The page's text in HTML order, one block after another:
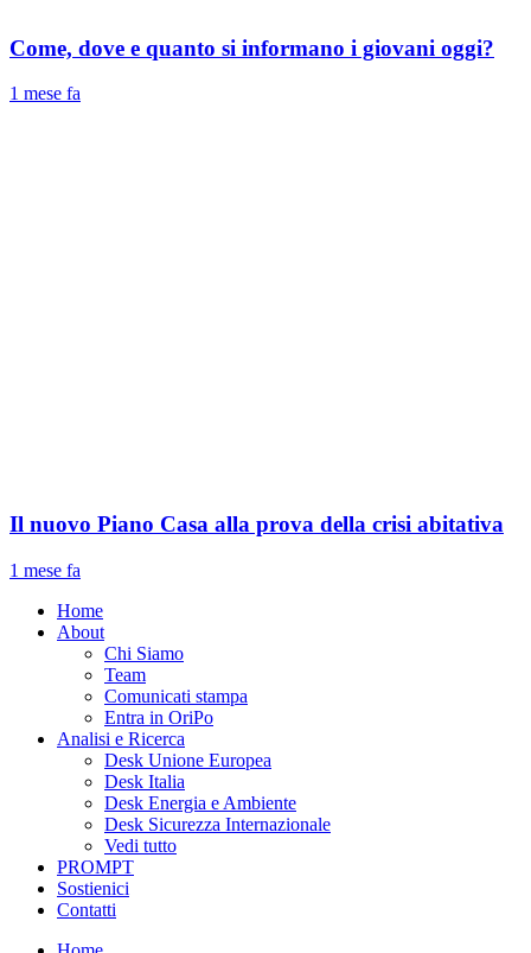
Come, dove e quanto si informano i giovani oggi?
1 mese fa
Il nuovo Piano Casa alla prova della crisi abitativa
1 mese fa
Home
About
Chi Siamo
Team
Comunicati stampa
Entra in OriPo
Analisi e Ricerca
Desk Unione Europea
Desk Italia
Desk Energia e Ambiente
Desk Sicurezza Internazionale
Vedi tutto
PROMPT
Sostienici
Contatti